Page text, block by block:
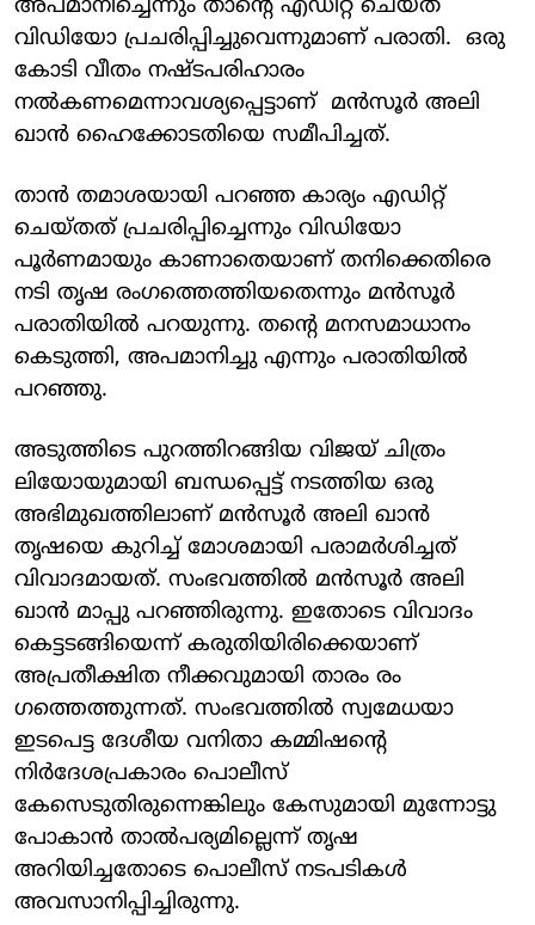
അപമാനിച്ചെന്നും താന്റെ എഡിറ്റ് ചെയ്‌ത
വിഡിയോ പ്രചരിപ്പിച്ചുവെന്നുമാണ് പരാതി. ഒരു
കോടി വീതം നഷ്‌ടപരിഹാരം
നൽകണമെന്നാവശ്യപ്പെട്ടാണ് മൻസൂർ അലി
ഖാൻ ഹൈക്കോടതിയെ സമീപിച്ചത്.
താൻ തമാശയായി പറഞ്ഞ കാര്യം എഡിറ്റ്
ചെയ്‌തത് പ്രചരിപ്പിച്ചെന്നും വിഡിയോ
പൂർണമായും കാണാതെയാണ് തനിക്കെതിരെ
നടി തൃഷ രം​ഗത്തെത്തിയതെന്നും മൻസൂർ
പരാതിയിൽ പറയുന്നു. തന്റെ മനസമാധാനം
കെടുത്തി, അപമാനിച്ചു എന്നും പരാതിയിൽ
പറഞ്ഞു.
അടുത്തിടെ പുറത്തിറങ്ങിയ വിജയ് ചിത്രം
ലിയോയുമായി ബന്ധപ്പെട്ട് നടത്തിയ ഒരു
അഭിമുഖത്തിലാണ് മൻസൂർ അലി ഖാൻ
തൃഷയെ കുറിച്ച് മോശമായി പരാമർശിച്ചത്
വിവാദമായത്. സംഭവത്തിൽ‌ മൻസൂർ അലി
ഖാൻ മാപ്പു പറഞ്ഞിരുന്നു. ഇതോടെ വിവാദം
കെട്ടടങ്ങിയെന്ന് കരുതിയിരിക്കെയാണ്
അപ്രതീക്ഷിത നീക്കവുമായി താരം രം​
ഗത്തെത്തുന്നത്. സംഭവത്തിൽ സ്വമേധയാ
ഇടപെട്ട ദേശീയ വനിതാ കമ്മിഷന്റെ
നിർദേശപ്രകാരം പൊലീസ്
കേസെടുതിരുന്നെങ്കിലും കേസുമായി മുന്നോട്ടു
പോകാൻ താൽപര്യമില്ലെന്ന് തൃഷ
അറിയിച്ചതോടെ പൊലീസ് നടപടികൾ
അവസാനിപ്പിച്ചിരുന്നു.